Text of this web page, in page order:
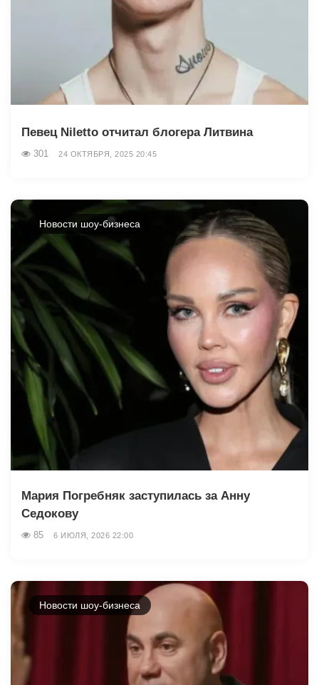
Певец Niletto отчитал блогера Литвина
301 24 ОКТЯБРЯ, 2025 20:45
Новости шоу-бизнеса
Мария Погребняк заступилась за Анну
Седокову
85 6 ИЮЛЯ, 2026 22:00
Новости шоу-бизнеса